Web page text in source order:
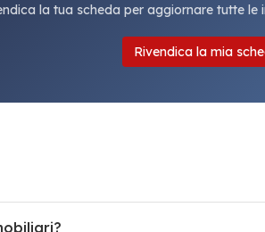
la tua scheda per aggiornare tutte
Rivendica la mia